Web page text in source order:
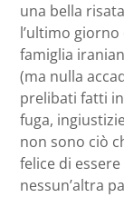
una bella
l’ultimo giorno
famiglia
(ma nulla
prelibati fatti
fuga,
non sono ciò
felice di
nessun’altra